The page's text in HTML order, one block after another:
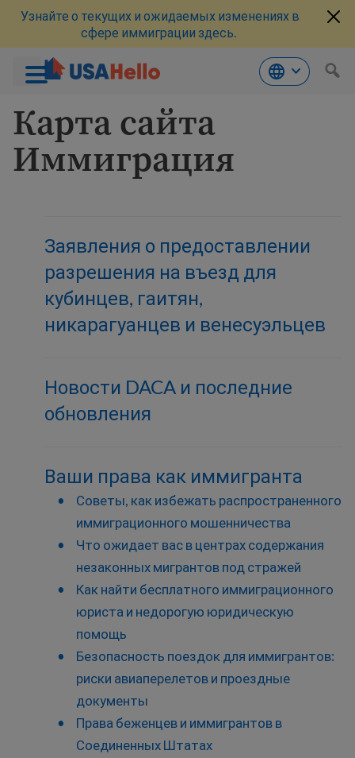
материалам
Узнайте о текущих и ожидаемых изменениях в
сфере иммиграции здесь.
Карта сайта
Иммиграция
Заявления о предоставлении
разрешения на въезд для
кубинцев, гаитян,
никарагуанцев и венесуэльцев
Новости DACA и последние
обновления
Ваши права как иммигранта
Советы, как избежать распространенного
иммиграционного мошенничества
Что ожидает вас в центрах содержания
незаконных мигрантов под стражей
Как найти бесплатного иммиграционного
юриста и недорогую юридическую
помощь
Безопасность поездок для иммигрантов:
риски авиаперелетов и проездные
документы
Права беженцев и иммигрантов в
Соединенных Штатах